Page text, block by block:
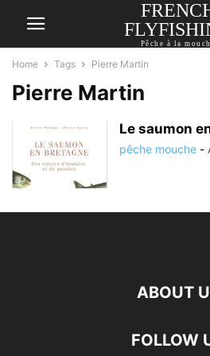
Pêche à la
Home Tags Pierre Martin
Pierre Martin
Le saumon
pêche mouche -
ABOUT
FOLLOW